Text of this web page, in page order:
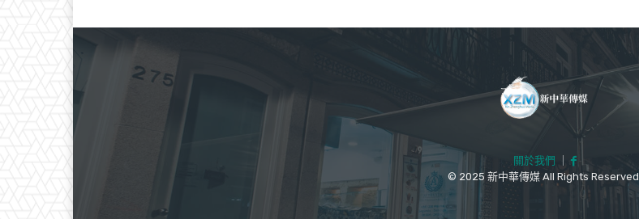
關於我們
© 2025 新中華傳媒 All Rights Reserved.